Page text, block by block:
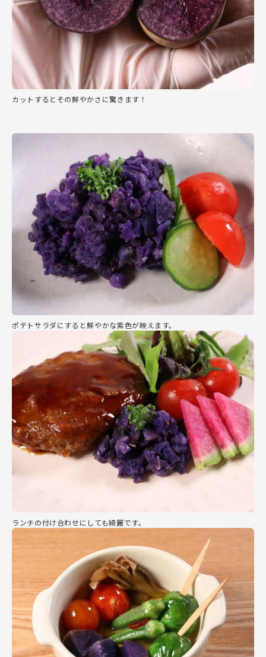
カットするとその鮮やかさに驚きます！
ポテトサラダにすると鮮やかな紫色が映えます。
ランチの付け合わせにしても綺麗です。